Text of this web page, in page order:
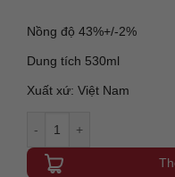
Nồng độ 43%+/-2%
Dung tích 530ml
Xuất xứ: Việt Nam